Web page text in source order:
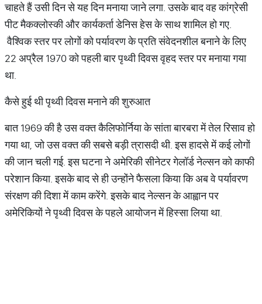
चाहते हैं उसी दिन से यह दिन मनाया जाने लगा. उसके बाद वह कांग्रेसी
पीट मैकक्लोस्की और कार्यकर्ता डेनिस हेस के साथ शामिल हो गए.
वैश्विक स्तर पर लोगों को पर्यावरण के प्रति संवेदनशील बनाने के लिए
22 अप्रैल 1970 को पहली बार पृथ्वी दिवस वृहद स्तर पर मनाया गया
था.
कैसे हुई थी पृथ्वी दिवस मनाने की शुरुआत
बात 1969 की है उस वक्त कैलिफोर्निया के सांता बारबरा में तेल रिसाव हो
गया था, जो उस वक्त की सबसे बड़ी त्रासदी थी. इस हादसे में कई लोगों
की जान चली गई. इस घटना ने अमेरिकी सीनेटर गेलॉर्ड नेल्सन को काफी
परेशान किया. इसके बाद से ही उन्होंने फैसला किया कि अब वे पर्यावरण
संरक्षण की दिशा में काम करेंगे. इसके बाद नेल्सन के आह्वान पर
अमेरिकियों ने पृथ्वी दिवस के पहले आयोजन में हिस्सा लिया था.